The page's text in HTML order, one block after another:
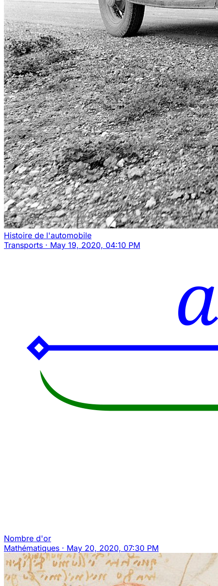
Histoire de l'automobile
Transports · May 19, 2020, 04:10 PM
Nombre d'or
Mathématiques · May 20, 2020, 07:30 PM